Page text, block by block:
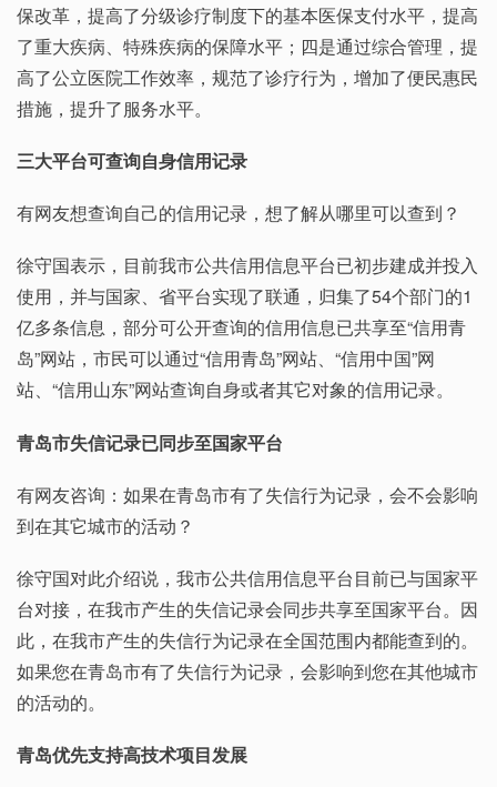
保改革，提高了分级诊疗制度下的基本医保支付水平，提高
了重大疾病、特殊疾病的保障水平；四是通过综合管理，提
高了公立医院工作效率，规范了诊疗行为，增加了便民惠民
措施，提升了服务水平。
三大平台可查询自身信用记录
有网友想查询自己的信用记录，想了解从哪里可以查到？
徐守国表示，目前我市公共信用信息平台已初步建成并投入
使用，并与国家、省平台实现了联通，归集了54个部门的1
亿多条信息，部分可公开查询的信用信息已共享至“信用青
岛”网站，市民可以通过“信用青岛”网站、“信用中国”网
站、“信用山东”网站查询自身或者其它对象的信用记录。
青岛市失信记录已同步至国家平台
有网友咨询：如果在青岛市有了失信行为记录，会不会影响
到在其它城市的活动？
徐守国对此介绍说，我市公共信用信息平台目前已与国家平
台对接，在我市产生的失信记录会同步共享至国家平台。因
此，在我市产生的失信行为记录在全国范围内都能查到的。
如果您在青岛市有了失信行为记录，会影响到您在其他城市
的活动的。
青岛优先支持高技术项目发展